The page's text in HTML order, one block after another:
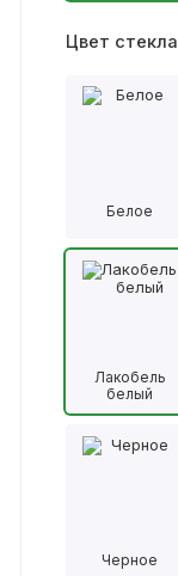
Цвет стекла
Белое
Лакобель
белый
Черное